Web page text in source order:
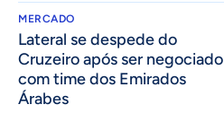
MERCADO
Lateral se despede do
Cruzeiro após ser negociado
com time dos Emirados
Árabes